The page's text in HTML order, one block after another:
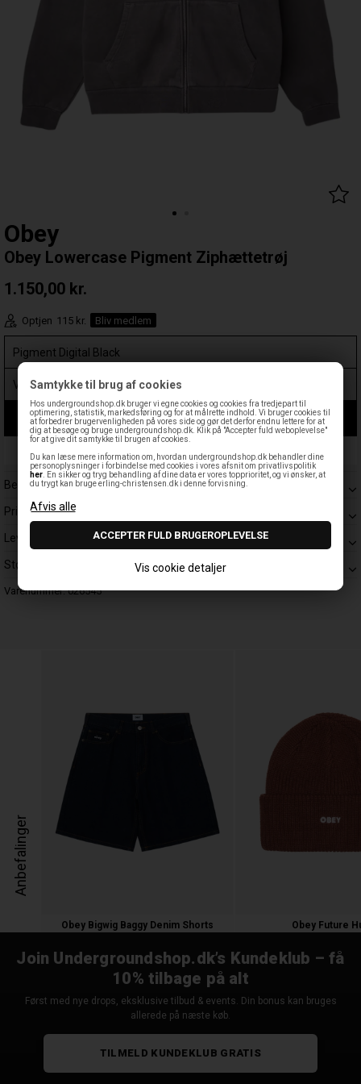
Samtykke til brug af cookies
Hos undergroundshop.dk bruger vi egne cookies og cookies fra tredjepart til
optimering, statistik, markedsføring og for at målrette indhold. Vi bruger cookies til
at forbedrer brugervenligheden på vores side og gør det derfor endnu lettere for at
dig at besøge og bruge undergroundshop.dk. Klik på "Accepter fuld weboplevelse"
for at give dit samtykke til brugen af cookies.
Du kan læse mere information om, hvordan undergroundshop.dk behandler dine
personoplysninger i forbindelse med cookies i vores afsnit om privatlivspolitik
her . En sikker og tryg behandling af dine data er vores topprioritet, og vi ønsker, at
du trygt kan bruge erling-christensen.dk i denne forvisning.
Vis cookie detaljer
Obey
Obey Lowercase Pigment Ziphættetrøj
1.150,00 kr.
Optjen 115 kr. Bliv medlem
LÆG I KURV
Leveringstid: 1-3 hverdage
Beskrivelse
Prisgaranti
Levering
Størrelsesguide
Varenummer:026545
Anbefalinger
Obey Bigwig Baggy Denim Shorts Obey Future
Join Undergroundshop.dk’s Kundeklub – få
10% tilbage på alt
Først med nye drops, eksklusive tilbud & events. Din bonus kan bruges
allerede på næste køb.
TILMELD KUNDEKLUB GRATIS